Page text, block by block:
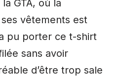
GTA, où la
vêtements est
pu porter ce t-shirt
sans avoir
d’être trop sale